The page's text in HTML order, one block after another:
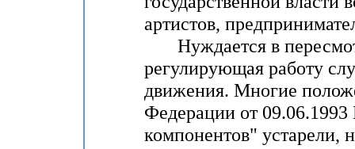
артистов,
Нуждается в
регулирующая работу
движения. Многие
Федерации от
компонентов" устарели,